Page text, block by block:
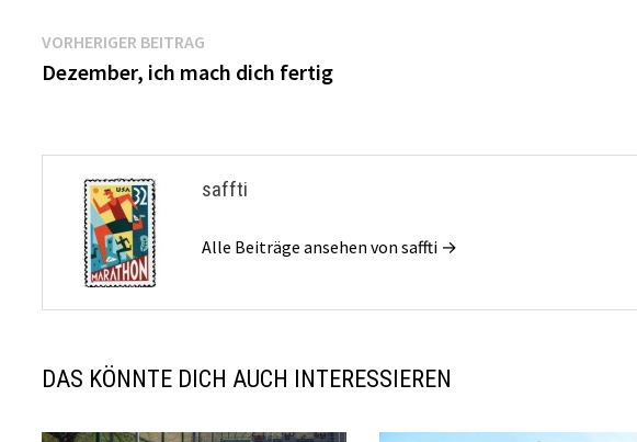
Beitragsnavigation
VORHERIGER BEITRAG
Beitrag:
Dezember, ich mach dich fertig
saffti
Alle Beiträge ansehen von saffti →
DAS KÖNNTE DICH AUCH INTERESSIEREN